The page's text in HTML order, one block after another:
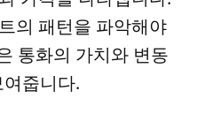
의 패턴을 파악해야
통화의 가치와 변동
줍니다.